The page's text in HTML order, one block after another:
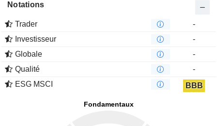
Notations
Trader
-
Investisseur
-
Globale
-
Qualité
-
ESG MSCI
BBB